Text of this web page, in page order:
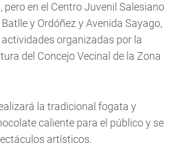
pero en el Centro Juvenil Salesiano
y Ordóñez y Avenida Sayago,
organizadas por la
del Concejo Vecinal de la Zona
la tradicional fogata y
caliente para el público y se
artísticos.